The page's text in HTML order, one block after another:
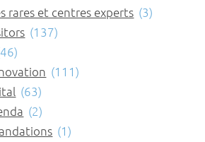
rares et centres experts (3)
(137)
(111)
(63)
(2)
(1)